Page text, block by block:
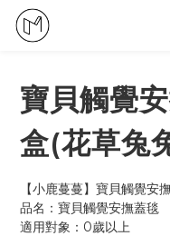
寶貝觸覺
盒(花草兔
【小鹿蔓蔓】寶貝觸覺安
品名：寶貝觸覺安撫蓋毯
適用對象：0歲以上